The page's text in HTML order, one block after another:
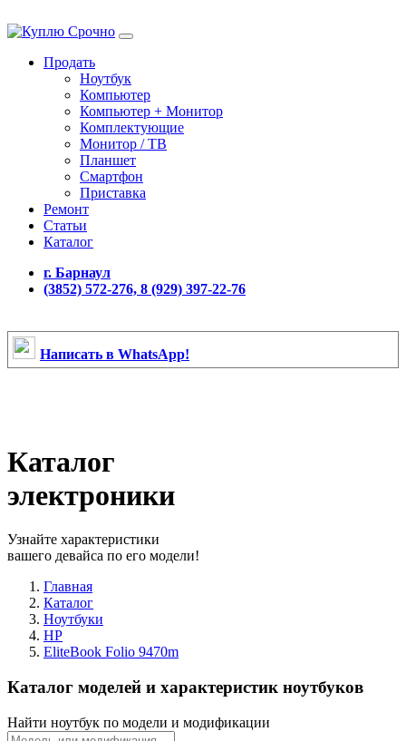
Продать
Ноутбук
Компьютер
Компьютер + Монитор
Комплектующие
Монитор / ТВ
Планшет
Смартфон
Приставка
Ремонт
Статьи
Каталог
г. Барнаул
(3852) 572-276, 8 (929) 397-22-76
Написать в WhatsApp!
Каталог
электроники
Узнайте характеристики
вашего девайса по его модели!
Главная
Каталог
Ноутбуки
HP
EliteBook Folio 9470m
Каталог моделей и характеристик ноутбуков
Найти ноутбук по модели и модификации